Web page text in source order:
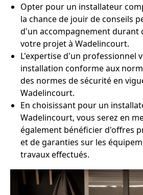
Opter pour un installateur
la chance de jouir de conseils
d'un accompagnement durant
votre projet à Wadelincourt.
L'expertise d'un professionnel
installation conforme aux
des normes de sécurité en
Wadelincourt.
En choisissant pour un
Wadelincourt, vous serez en
également bénéficier d'offres
et de garanties sur les
travaux effectués.